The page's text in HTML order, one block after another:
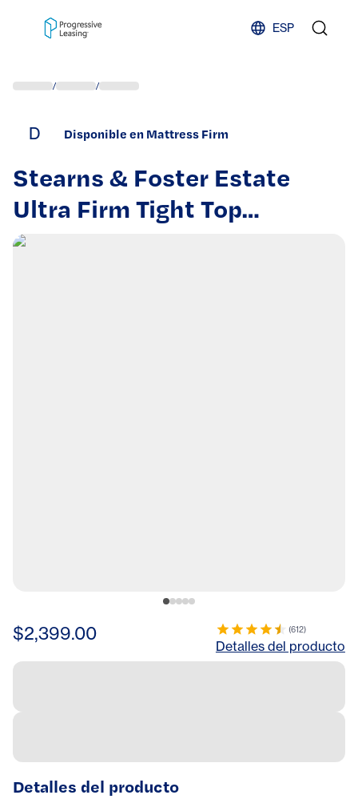
ESP
/ /
D Disponible en Mattress Firm
Stearns & Foster Estate
Ultra Firm Tight Top
Mattress
$2,399.00 (612)
Detalles del producto
Detalles del producto